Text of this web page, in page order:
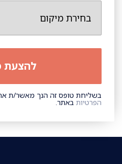
בשליחת טופס זה הנך מאשר/ת
הפרטיות באתר.